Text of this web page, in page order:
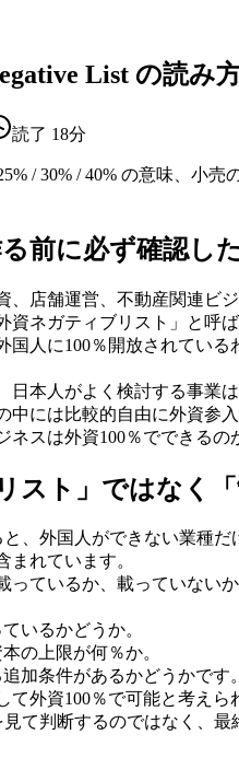
List の読み
読了 18分
/ 30% / 40% の意味、小
前に必ず確認し
店舗運営、不動産関連ビ
資ネガティブリスト」と呼
国人に100％開放されてい
日本人がよく検討する事業
中には比較的自由に外資参
ネスは外資100％でできる
スト」ではなく「
と、外国人ができない業種
れています。
ているか、載っていない
いるかどうか。
の上限が何％か。
加条件があるかどうかです。
て外資100％で可能と考え
見て判断するのではなく、